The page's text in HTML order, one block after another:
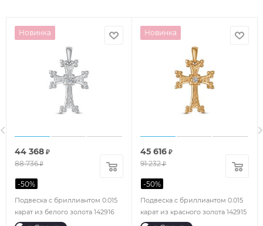
Новинка
Подвеска с бриллиантом 0.015
карат из белого золота 142916
44 368 ₽
88 736₽
-50%
Новинка
Подвеска с бриллиантом 0.015
карат из красного золота 142915
45 616 ₽
91 232₽
-50%